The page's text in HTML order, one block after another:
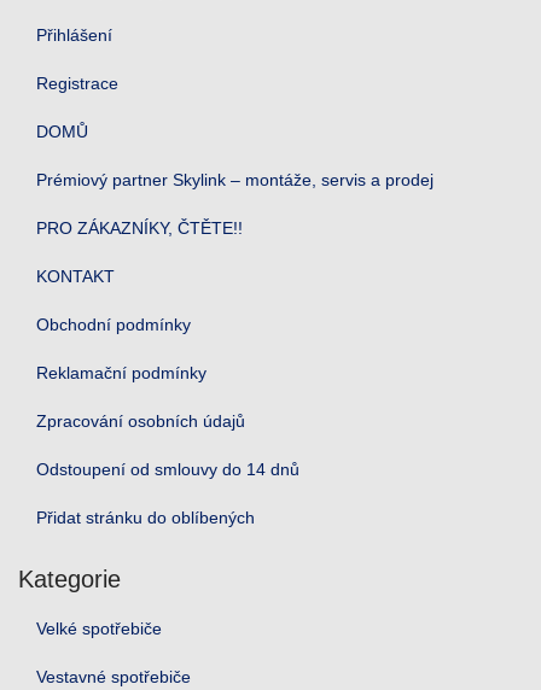
Přihlášení
Registrace
DOMŮ
Prémiový partner Skylink – montáže, servis a prodej
PRO ZÁKAZNÍKY, ČTĚTE!!
KONTAKT
Obchodní podmínky
Reklamační podmínky
Zpracování osobních údajů
Odstoupení od smlouvy do 14 dnů
Přidat stránku do oblíbených
Kategorie
Velké spotřebiče
Vestavné spotřebiče